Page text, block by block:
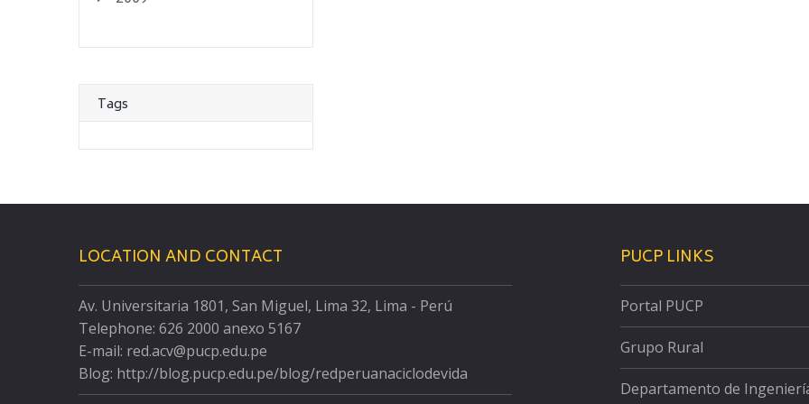
Tags
LOCATION AND CONTACT
Av. Universitaria 1801, San Miguel, Lima 32, Lima - Perú
Telephone: 626 2000 anexo 5167
E-mail: red.acv@pucp.edu.pe
Blog: http://blog.pucp.edu.pe/blog/redperuanaciclodevida
PUCP LINKS
Portal PUCP
Grupo Rural
Departamento de